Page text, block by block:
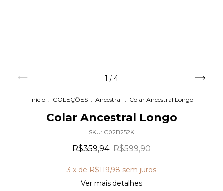
1 / 4
Início . COLEÇÕES . Ancestral . Colar Ancestral Longo
Colar Ancestral Longo
SKU: C02B252K
R$359,94 R$599,90
3 x de R$119,98 sem juros
Ver mais detalhes